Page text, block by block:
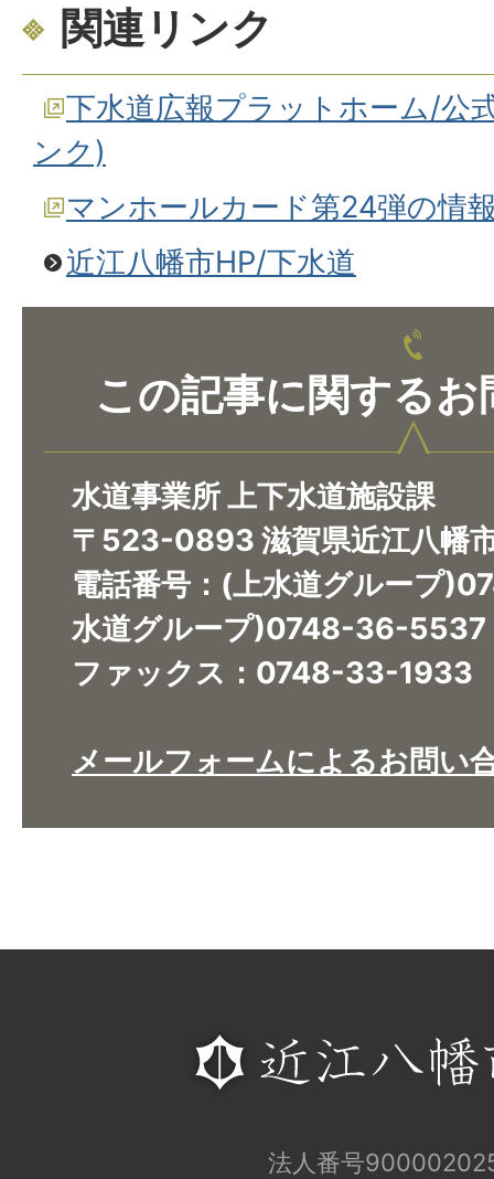
関連リンク
下水道広報プラットホーム/公
ンク)
マンホールカード第24弾の情
近江八幡市HP/下水道
この記事に関するお
水道事業所 上下水道施設課
〒523-0893 滋賀県近江八幡
電話番号：(上水道グループ
水道グループ)0748-36-5537
ファックス：0748-33-1933
メールフォームによるお問い
法人番号